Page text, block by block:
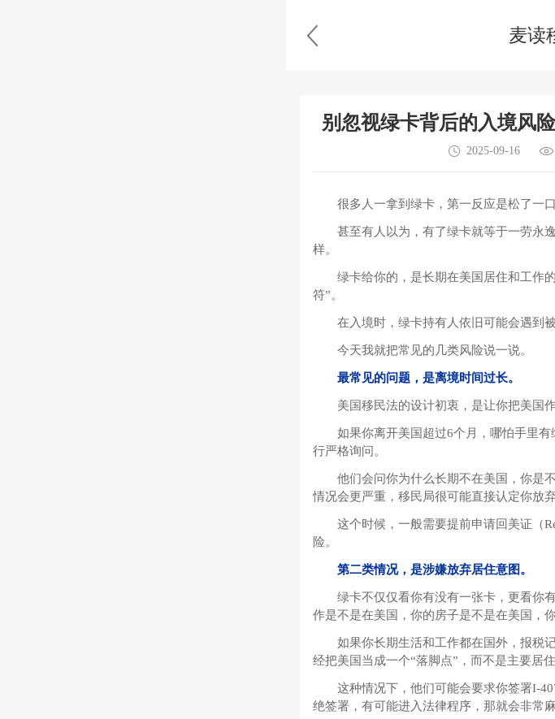
麦读
别忽视绿卡背后的入境风
2025-09-16
很多人一拿到绿卡，第一反应是松了一
甚至有人以为，有了绿卡就等于一劳永
样。
绿卡给你的，是长期在美国居住和工作
符”。
在入境时，绿卡持有人依旧可能会遇到
今天我就把常见的几类风险说一说。
最常见的问题，是离境时间过长。
美国移民法的设计初衷，是让你把美国
如果你离开美国超过6个月，哪怕手里
行严格询问。
他们会问你为什么长期不在美国，你是
情况会更严重，移民局很可能直接认定你放
这个时候，一般需要提前申请回美证（
险。
第二类情况，是涉嫌放弃居住意图。
绿卡不仅仅看你有没有一张卡，更看你
作是不是在美国，你的房子是不是在美国，
如果你长期生活和工作都在国外，报税
经把美国当成一个“落脚点”，而不是主要居
这种情况下，他们可能会要求你签署I-
绝签署，有可能进入法律程序，那就会非常
免费电话
在线咨询预约